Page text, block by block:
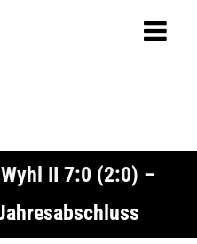
II 7:0 (2:0) –